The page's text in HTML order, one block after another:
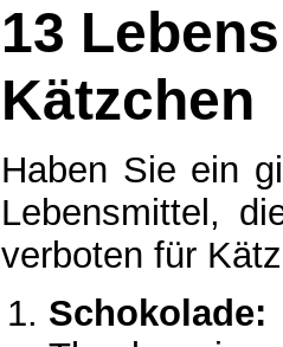
13
Kätzchen
Haben Sie ein
Lebensmittel,
verboten für
Schokolade: